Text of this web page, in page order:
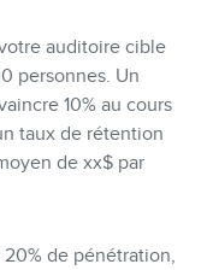
auditoire cible
personnes. Un
10% au cours
taux de rétention
de xx$ par
de pénétration,